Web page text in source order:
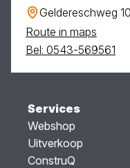
Geldereschweg
Route in maps
Bel: 0543-569561
Services
Webshop
Uitverkoop
ConstruQ